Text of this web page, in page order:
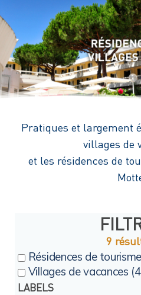
Pratiques et largement
villages de
et les résidences de
9
Résidences de
Villages de vacances
LABELS